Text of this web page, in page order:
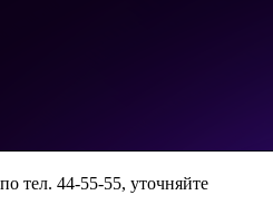
тел. 44-55-55, уточняйте